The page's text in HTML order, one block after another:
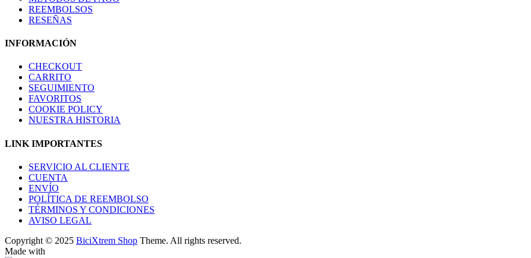
REEMBOLSOS
RESEÑAS
INFORMACIÓN
CHECKOUT
CARRITO
SEGUIMIENTO
FAVORITOS
COOKIE POLICY
NUESTRA HISTORIA
LINK IMPORTANTES
SERVICIO AL CLIENTE
CUENTA
ENVÍO
POLÍTICA DE REEMBOLSO
TÉRMINOS Y CONDICIONES
AVISO LEGAL
Copyright © 2025 BiciXtrem Shop Theme. All rights reserved.
Made with